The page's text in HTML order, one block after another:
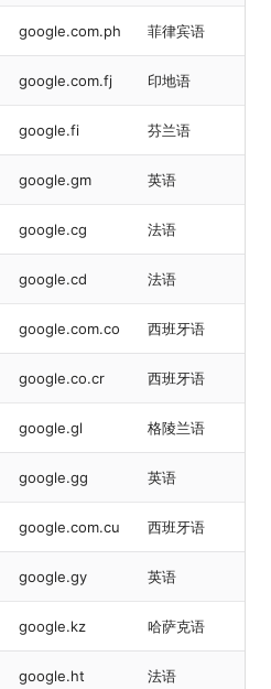
google.com.ph 菲律宾语
google.com.fj 印地语
google.fi 芬兰语
google.gm 英语
google.cg 法语
google.cd 法语
google.com.co 西班牙语
google.co.cr 西班牙语
google.gl 格陵兰语
google.gg 英语
google.com.cu 西班牙语
google.gy 英语
google.kz 哈萨克语
google.ht 法语